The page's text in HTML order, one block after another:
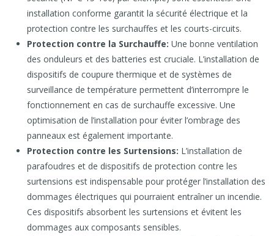
installation conforme garantit la sécurité électrique et la
protection contre les surchauffes et les courts-circuits.
Protection contre la Surchauffe: Une bonne ventilation
des onduleurs et des batteries est cruciale. L’installation de
dispositifs de coupure thermique et de systèmes de
surveillance de température permettent d’interrompre le
fonctionnement en cas de surchauffe excessive. Une
optimisation de l’installation pour éviter l’ombrage des
panneaux est également importante.
Protection contre les Surtensions: L’installation de
parafoudres et de dispositifs de protection contre les
surtensions est indispensable pour protéger l’installation des
dommages électriques qui pourraient entraîner un incendie.
Ces dispositifs absorbent les surtensions et évitent les
dommages aux composants sensibles.